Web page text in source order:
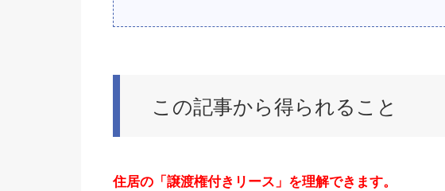
この記事から得られること
住居の「譲渡権付きリース」を理解できます。